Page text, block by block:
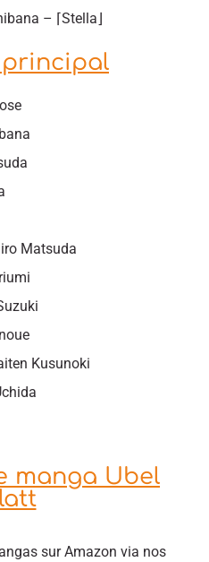
– ⌈Stella⌋
principal
Matsuda
Kusunoki
manga Ubel
sur Amazon via nos